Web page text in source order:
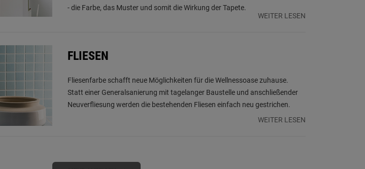
- die Farbe, das Muster und somit die Wirkung der Tapete.
WEITER LESEN
FLIESEN
Fliesenfarbe schafft neue Möglichkeiten für die Wellnessoase zuhause.
Statt einer Generalsanierung mit tagelanger Baustelle und anschließender
Neuverfliesung werden die bestehenden Fliesen einfach neu gestrichen.
WEITER LESEN